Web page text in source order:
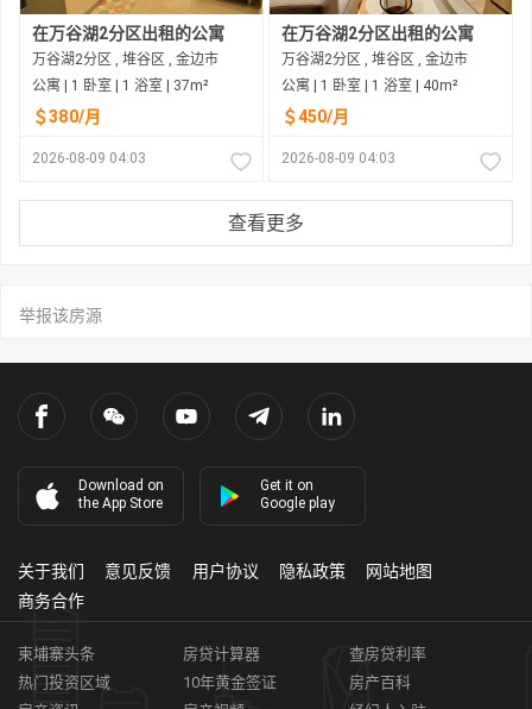
在万谷湖2分区出租的公寓
万谷湖2分区 , 堆谷区 , 金边市
公寓 | 1 卧室 | 1 浴室 | 37m²
＄380/月
2026-08-09 04:03
在万谷湖2分区出租的公寓
万谷湖2分区 , 堆谷区 , 金边市
公寓 | 1 卧室 | 1 浴室 | 40m²
＄450/月
2026-08-09 04:03
查看更多
举报该房源
Download on
the App Store
Get it on
Google play
关于我们 意见反馈 用户协议 隐私政策
网站地图
商务合作
柬埔寨头条 房贷计算器
查房贷利率
热门投资区域
10年黄金签证
房产百科